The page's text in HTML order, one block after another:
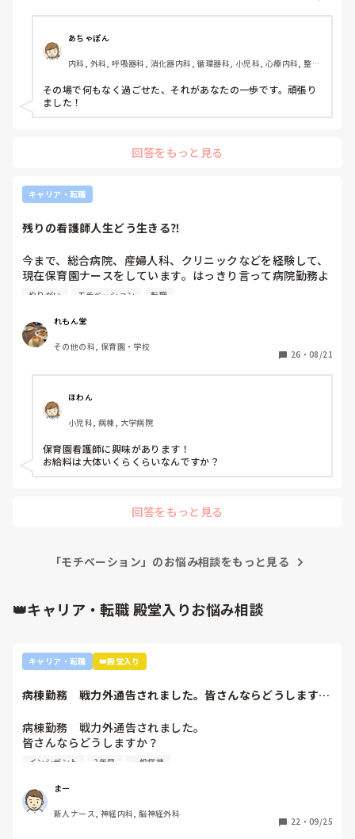
ずっと過去に居て、
過去の事ばかり考えて、
過去に怯えて、
今を生きていない。
分かっているけど進めない。
怖くてたまらない。
今と未来を強く生きる勇気が無い。
幸せを抱きしめる心のスペースが、
｢ストレス｣
｢ホルモンバランスの乱れ｣
あぁ、ひとりになりたい。
ひとりは寂しいのに。
前だけ向いていたい。
｢あの時はあぁだったけど｣って
懐かしい思い出に出来る日が来るかな。
見覚えのあるお客様
｢コレ(クーポン)使えますか？｣
｢はい、スキャン致しますね｣
息が止まった。
多分ほんの1分とか2分とか。
たったそれだけの時間。
あの時の全部が蘇った。
頭の中をぐしゃぐしゃにしながら。
いや、集中しろ自分。
負けるな、大丈夫。
その後、特にミスなく退勤
怖くなった。
全部、全部、思い出す。
大丈夫、大丈夫…。
私はまだここにいた。
抜け出せてなかったんだ。
あちゃぽん
内科, 外科, 呼吸器科, 消化器内科, 循環器科, 小児科, 心療内科, 整形
合診療科, 救急科, 超急性期, ICU, CCU, HCU, その他の科, ママナー
ス, 外来, 神経内科, 脳神経外科, NICU, 消化器外科, 一般病院, 慢性
期, 回復期, 終末期, オペ室, 透析, 検診・健診
その場で何もなく過ごせた、それがあなたの一歩です。頑張り
ました！
回答をもっと見る
キャリア・転職
残りの看護師人生どう生きる⁈
今まで、総合病院、産婦人科、クリニックなどを経験して、
現在保育園ナースをしています。はっきり言って病院勤務よ
り身体は楽です。ピリついた雰囲気もなく、モニターや、点
いです笑
ただ、５０歳を前にして、残りの看護師人生を、せっかく持
っている看護師の資格やスキルをもう一度活かしたい、とい
割のいい仕事をこのまま定年まで続けるか、やりがいや刺激
を求めて転職するか、迷っています。
同じ境遇の方いませんか？
やりがい モチベーション 転職
れもん堂
その他の科, 保育園・学校
26 ・ 08/21
ほわん
小児科, 病棟, 大学病院
保育園看護師に興味があります！
お給料は大体いくらくらいなんですか？
回答をもっと見る
「モチベーション」のお悩み相談をもっと見る
👑キャリア・転職 殿堂入りお悩み相談
キャリア・転職 👑殿堂入り
病棟勤務　戦力外通告されました。皆さんならどうします
病棟勤務　戦力外通告されました。
皆さんならどうしますか？
2年目です。1年目はゆるい部署にいましたが、人間関係が原
からの人間関係は良好です。
ですが、異動してから薬剤に関するインシデントを4件ほど
起こし、優先順位や多重課題ができていないのでは？という
インシデント 2年目 一般病棟
まー
新人ナース, 神経内科, 脳神経外科
22 ・ 09/25